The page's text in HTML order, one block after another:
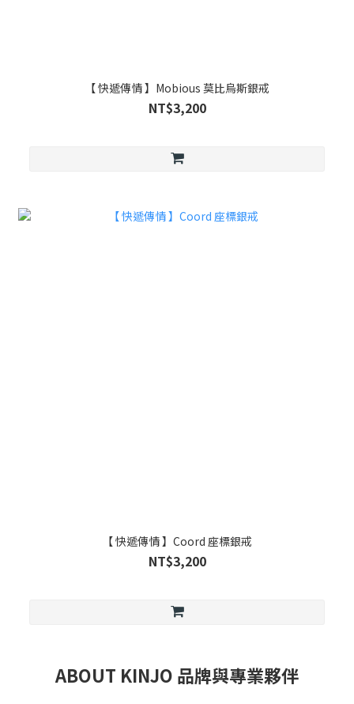
【 快遞傳情 】Mobious 莫比烏斯銀戒
NT$3,200
【 快遞傳情 】Coord 座標銀戒
NT$3,200
ABOUT KINJO 品牌與專業夥伴